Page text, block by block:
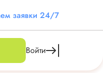
заявки 24/7
Войти